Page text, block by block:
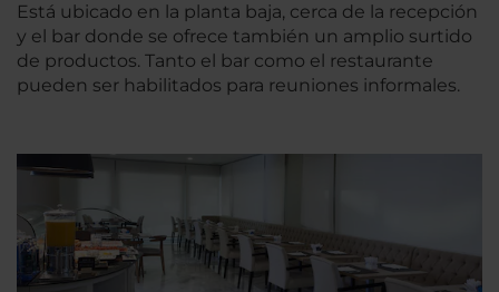
Está ubicado en la planta baja, cerca de la recepción
y el bar donde se ofrece también un amplio surtido
de productos. Tanto el bar como el restaurante
pueden ser habilitados para reuniones informales.